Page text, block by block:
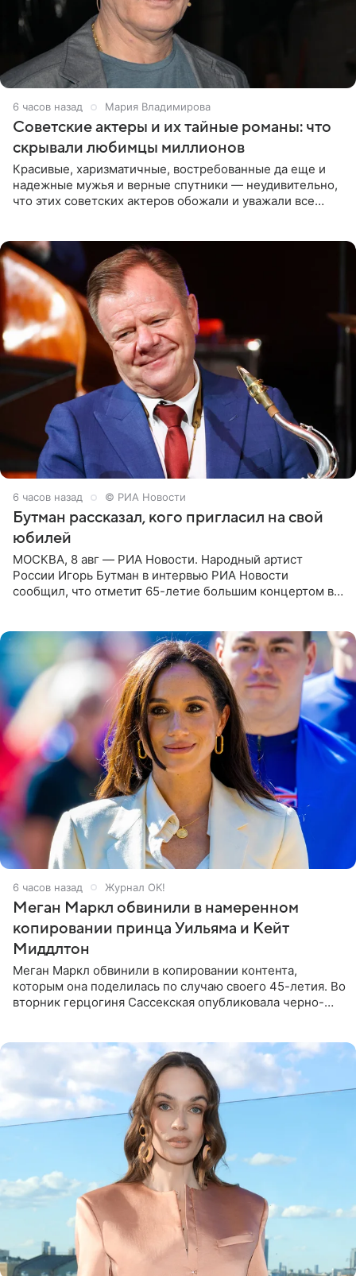
6 часов назад Мария Владимирова
Советские актеры и их тайные романы: что
скрывали любимцы миллионов
Красивые, харизматичные, востребованные да еще и
надежные мужья и верные спутники — неудивительно,
что этих советских актеров обожали и уважали все
6 часов назад © РИА Новости
Бутман рассказал, кого пригласил на свой
юбилей
МОСКВА, 8 авг — РИА Новости. Народный артист
России Игорь Бутман в интервью РИА Новости
сообщил, что отметит 65-летие большим концертом в
6 часов назад Журнал OK!
Меган Маркл обвинили в намеренном
копировании принца Уильяма и Кейт
Миддлтон
Меган Маркл обвинили в копировании контента,
которым она поделилась по случаю своего 45-летия. Во
вторник герцогиня Сассекская опубликовала черно-